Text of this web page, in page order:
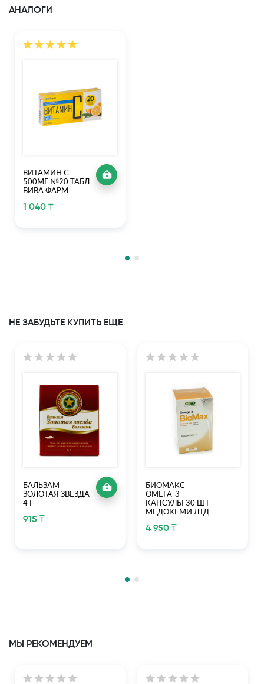
АНАЛОГИ
ВИТАМИН С
500МГ №20 ТАБЛ
ВИВА ФАРМ
1 040 ₸
НЕ ЗАБУДЬТЕ КУПИТЬ ЕЩЕ
БАЛЬЗАМ
ЗОЛОТАЯ ЗВЕЗДА
4 Г
915 ₸
БИОМАКС
ОМЕГА-3
КАПСУЛЫ 30 ШТ
МЕДОКЕМИ ЛТД
4 950 ₸
МЫ РЕКОМЕНДУЕМ